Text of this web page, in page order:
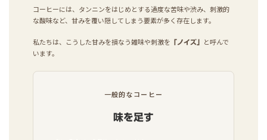
コーヒーには、タンニンをはじめとする過度な苦味や渋み、刺激的
な酸味など、甘みを覆い隠してしまう要素が多く存在します。
私たちは、こうした甘みを損なう雑味や刺激を 「ノイズ」
と呼んで
います。
一般的なコーヒー
味を足す